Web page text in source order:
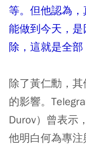
等。但他認為
能做到今天，
除，這就是全部
除了黃仁勳，
的影響。
Durov）曾表示
他明白何為專注